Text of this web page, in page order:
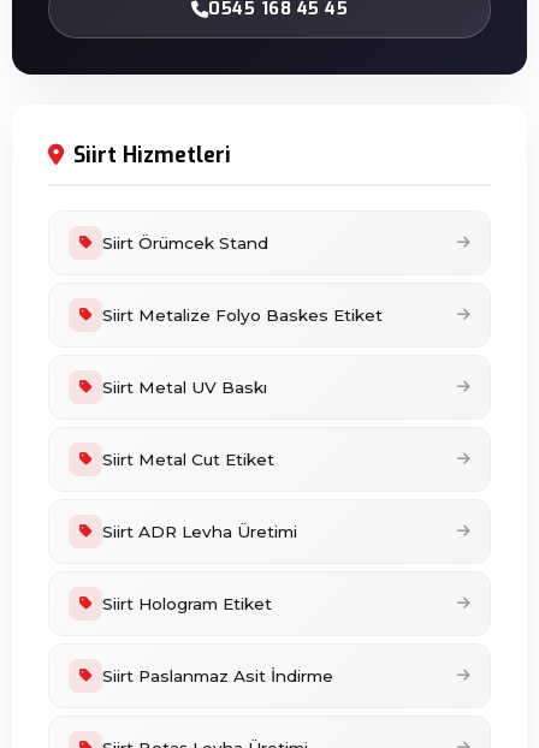
0545 168 45 45
Siirt Hizmetleri
Siirt Örümcek Stand
Siirt Metalize Folyo Baskes Etiket
Siirt Metal UV Baskı
Siirt Metal Cut Etiket
Siirt ADR Levha Üretimi
Siirt Hologram Etiket
Siirt Paslanmaz Asit İndirme